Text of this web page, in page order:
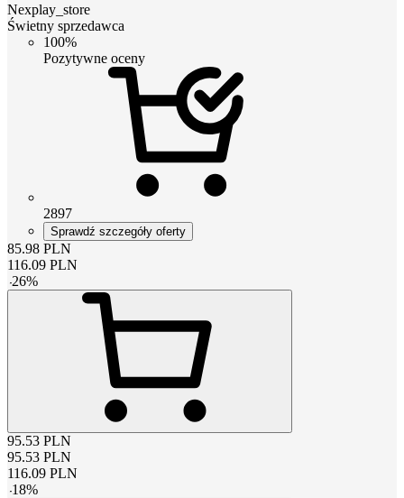
Nexplay_store
Świetny sprzedawca
100%
Pozytywne oceny
2897
Sprawdź szczegóły oferty
85.98 PLN
116.09 PLN
-26%
95.53 PLN
95.53 PLN
116.09 PLN
-18%